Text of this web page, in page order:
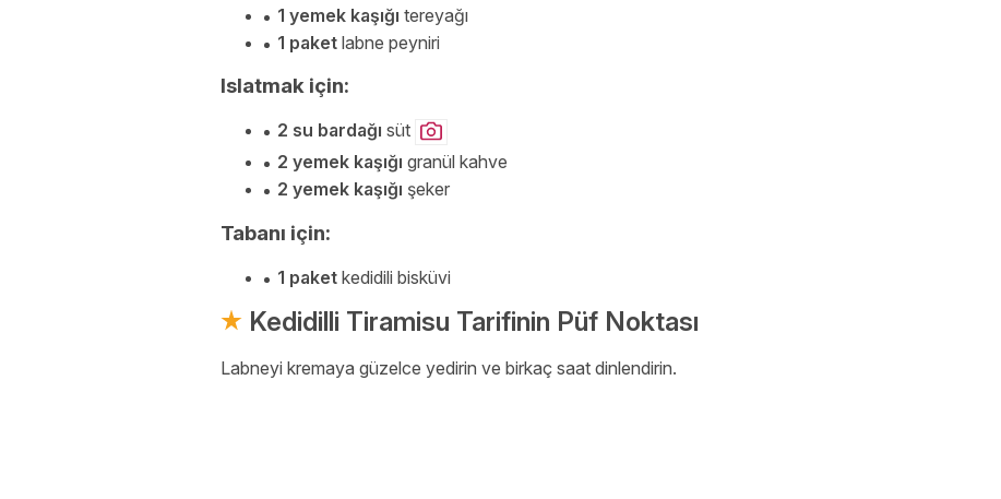
1 yemek kaşığı tereyağı
1 paket labne peyniri
Islatmak için:
2 su bardağı süt
2 yemek kaşığı granül kahve
2 yemek kaşığı şeker
Tabanı için:
1 paket kedidili bisküvi
Kedidilli Tiramisu Tarifinin Püf Noktası
Labneyi kremaya güzelce yedirin ve birkaç saat dinlendirin.